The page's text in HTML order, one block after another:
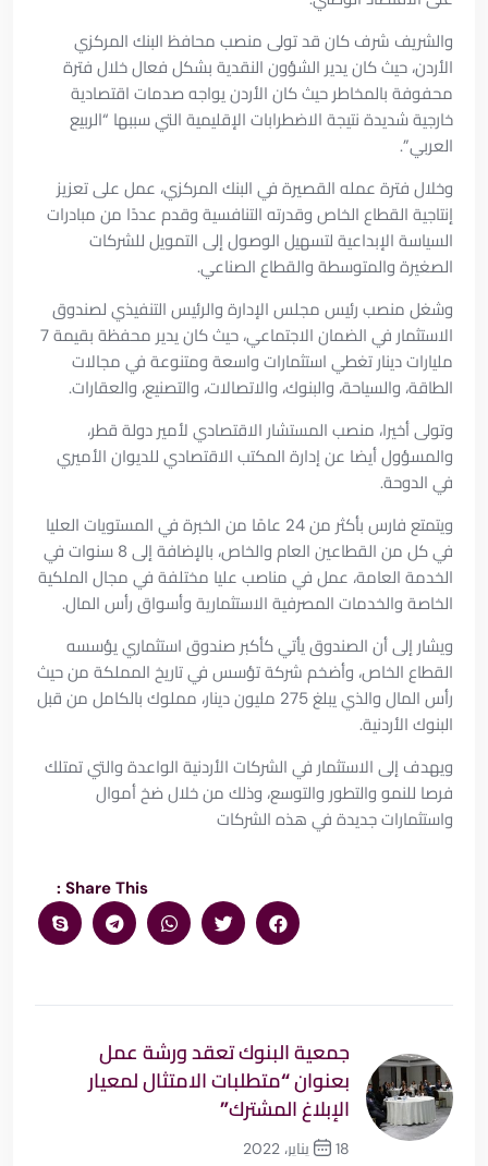
والشريف شرف كان قد تولى منصب محافظ البنك المركزي
الأردن، حيث كان يدير الشؤون النقدية بشكل فعال خلال فترة
محفوفة بالمخاطر حيث كان الأردن يواجه صدمات اقتصادية
خارجية شديدة نتيجة الاضطرابات الإقليمية التي سببها “الربيع
العربي”.
وخلال فترة عمله القصيرة في البنك المركزي، عمل على تعزيز
إنتاجية القطاع الخاص وقدرته التنافسية وقدم عددًا من مبادرات
السياسة الإبداعية لتسهيل الوصول إلى التمويل للشركات
الصغيرة والمتوسطة والقطاع الصناعي.
وشغل منصب رئيس مجلس الإدارة والرئيس التنفيذي لصندوق
الاستثمار في الضمان الاجتماعي، حيث كان يدير محفظة بقيمة 7
مليارات دينار تغطي استثمارات واسعة ومتنوعة في مجالات
الطاقة، والسياحة، والبنوك، والاتصالات، والتصنيع، والعقارات.
وتولى أخيرا، منصب المستشار الاقتصادي لأمير دولة قطر،
والمسؤول أيضا عن إدارة المكتب الاقتصادي للديوان الأميري
في الدوحة.
ويتمتع فارس بأكثر من 24 عامًا من الخبرة في المستويات العليا
في كل من القطاعين العام والخاص، بالإضافة إلى 8 سنوات في
الخدمة العامة، عمل في مناصب عليا مختلفة في مجال الملكية
الخاصة والخدمات المصرفية الاستثمارية وأسواق رأس المال.
ويشار إلى أن الصندوق يأتي كأكبر صندوق استثماري يؤسسه
القطاع الخاص، وأضخم شركة تؤسس في تاريخ المملكة من حيث
رأس المال والذي يبلغ 275 مليون دينار، مملوك بالكامل من قبل
البنوك الأردنية.
ويهدف إلى الاستثمار في الشركات الأردنية الواعدة والتي تمتلك
فرصا للنمو والتطور والتوسع، وذلك من خلال ضخ أموال
واستثمارات جديدة في هذه الشركات
Share This :
جمعية البنوك تعقد ورشة عمل
بعنوان “متطلبات الامتثال لمعيار
الإبلاغ المشترك”
18 يناير، 2022